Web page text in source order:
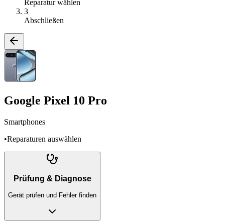
Reparatur wählen
3
Abschließen
Google Pixel 10 Pro
Smartphones
•Reparaturen auswählen
Prüfung & Diagnose
Gerät prüfen und Fehler finden